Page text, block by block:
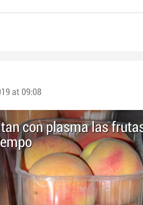
at 09:08
con plasma las